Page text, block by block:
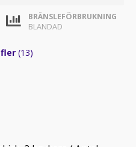
BRÄNSLEFÖRBRUKNING
BLANDAD
(13)